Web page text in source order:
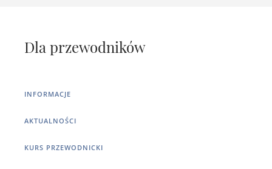
Dla przewodników
INFORMACJE
AKTUALNOŚCI
KURS PRZEWODNICKI